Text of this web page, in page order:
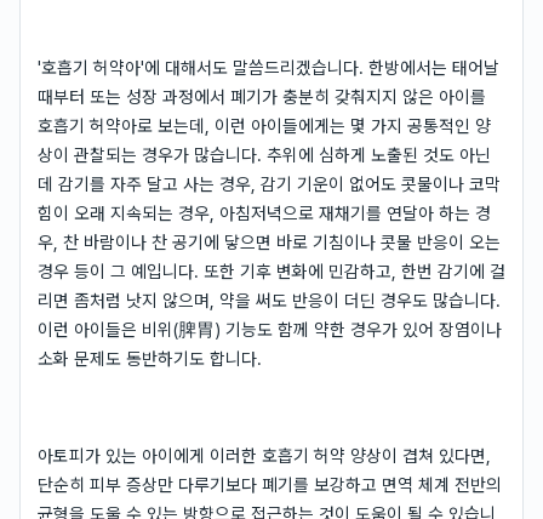
'호흡기 허약아'에 대해서도 말씀드리겠습니다. 한방에서는 태어날
때부터 또는 성장 과정에서 폐기가 충분히 갖춰지지 않은 아이를
호흡기 허약아로 보는데, 이런 아이들에게는 몇 가지 공통적인 양
상이 관찰되는 경우가 많습니다. 추위에 심하게 노출된 것도 아닌
데 감기를 자주 달고 사는 경우, 감기 기운이 없어도 콧물이나 코막
힘이 오래 지속되는 경우, 아침저녁으로 재채기를 연달아 하는 경
우, 찬 바람이나 찬 공기에 닿으면 바로 기침이나 콧물 반응이 오는
경우 등이 그 예입니다. 또한 기후 변화에 민감하고, 한번 감기에 걸
리면 좀처럼 낫지 않으며, 약을 써도 반응이 더딘 경우도 많습니다.
이런 아이들은 비위(脾胃) 기능도 함께 약한 경우가 있어 장염이나
소화 문제도 동반하기도 합니다.
아토피가 있는 아이에게 이러한 호흡기 허약 양상이 겹쳐 있다면,
단순히 피부 증상만 다루기보다 폐기를 보강하고 면역 체계 전반의
균형을 도울 수 있는 방향으로 접근하는 것이 도움이 될 수 있습니